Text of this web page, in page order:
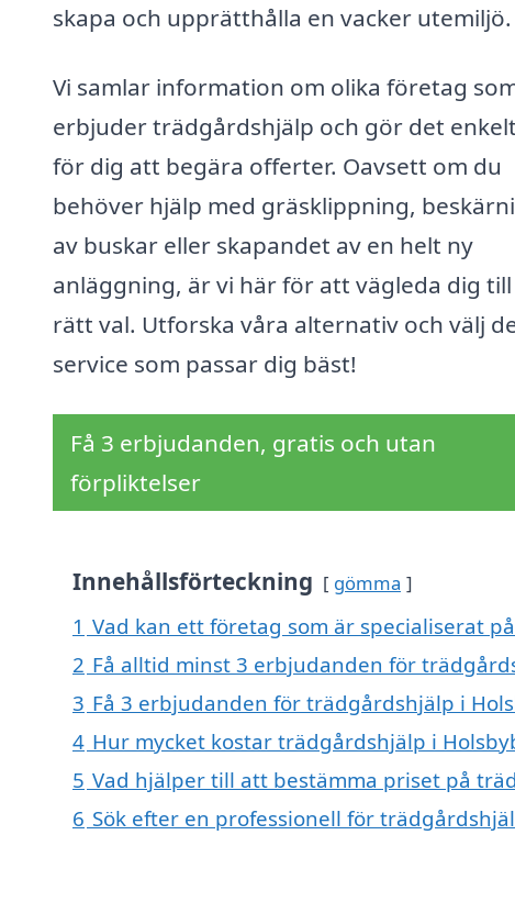
skapa och upprätthålla en vacker utemiljö.
Vi samlar information om olika företag
erbjuder trädgårdshjälp och gör det enkelt
för dig att begära offerter. Oavsett om du
behöver hjälp med gräsklippning,
av buskar eller skapandet av en helt ny
anläggning, är vi här för att vägleda dig till
rätt val. Utforska våra alternativ och välj
service som passar dig bäst!
Få 3 erbjudanden, gratis och utan
förpliktelser
Innehållsförteckning gömma
1 Vad kan ett företag som är specialiserat
2 Få alltid minst 3 erbjudanden för
3 Få 3 erbjudanden för trädgårdshjälp i
4 Hur mycket kostar trädgårdshjälp i
5 Vad hjälper till att bestämma priset på
6 Sök efter en professionell för